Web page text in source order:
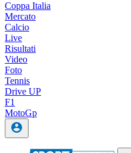
Coppa Italia
Mercato
Calcio
Live
Risultati
Video
Foto
Tennis
Drive UP
F1
MotoGp